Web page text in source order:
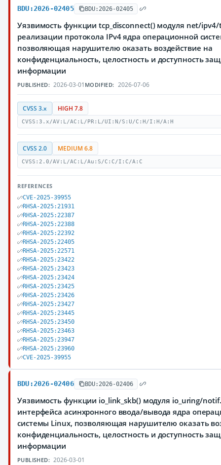
BDU:2026-02405 BDU:2026-02405
Уязвимость функции tcp_disconnect() модуля net/ipv4/
реализации протокола IPv4 ядра операционной
позволяющая нарушителю оказать воздействие на
конфиденциальность, целостность и доступность
информации
PUBLISHED: 2026-03-01 MODIFIED: 2026-07-06
CVSS 3.x HIGH 7.8
CVSS:3.x/AV:L/AC:L/PR:L/UI:N/S:U/C:H/I:H/A:H
CVSS 2.0 MEDIUM 6.8
CVSS:2.0/AV:L/AC:L/Au:S/C:C/I:C/A:C
REFERENCES
CVE-2025-39955
RHSA-2025:21931
RHSA-2025:22387
RHSA-2025:22388
RHSA-2025:22392
RHSA-2025:22405
RHSA-2025:22571
RHSA-2025:23422
RHSA-2025:23423
RHSA-2025:23424
RHSA-2025:23425
RHSA-2025:23426
RHSA-2025:23427
RHSA-2025:23445
RHSA-2025:23450
RHSA-2025:23463
RHSA-2025:23947
RHSA-2025:23960
CVE-2025-39955
BDU:2026-02406 BDU:2026-02406
Уязвимость функции io_link_skb() модуля io_uring/
интерфейса асинхронного ввода/вывода ядра
системы Linux, позволяющая нарушителю оказать
конфиденциальность, целостность и доступность
информации
PUBLISHED: 2026-03-01